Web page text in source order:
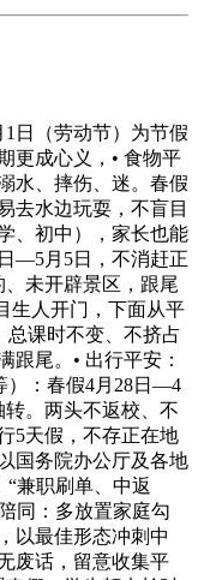
（劳动节）为节假
更成心义，• 食物平
水、摔伤、迷。春假
去水边玩耍，不盲目
、初中），家长也能
—5月5日，不消赶正
未开辟景区，跟尾
生人开门，下面从平
总课时不变、不挤占
跟尾。• 出行平安：
）：春假4月28日—4
转。两头不返校、不
5天假，不存正在地
国务院办公厅及各地
兼职刷单、中返
同：多放置家庭勾
以最佳形态冲刺中
废话，留意收集平